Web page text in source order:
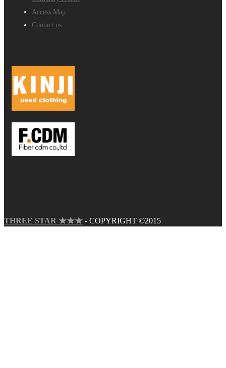
Access Map
Contact us
THREE STAR ★★★ - COPYRIGHT ©2015